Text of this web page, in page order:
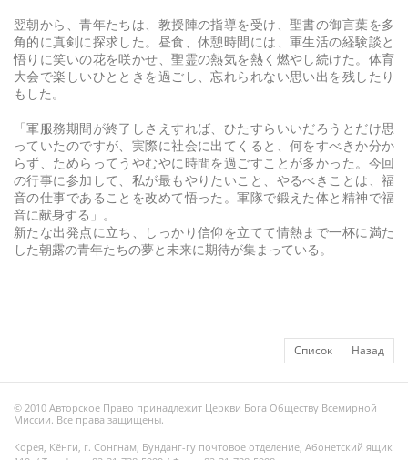
翌朝から、青年たちは、教授陣の指導を受け、聖書の御言葉を多
角的に真剣に探求した。昼食、休憩時間には、軍生活の経験談と
悟りに笑いの花を咲かせ、聖霊の熱気を熱く燃やし続けた。体育
大会で楽しいひとときを過ごし、忘れられない思い出を残したり
もした。
「軍服務期間が終了しさえすれば、ひたすらいいだろうとだけ思
っていたのですが、実際に社会に出てくると、何をすべきか分か
らず、ためらってうやむやに時間を過ごすことが多かった。今回
の行事に参加して、私が最もやりたいこと、やるべきことは、福
音の仕事であることを改めて悟った。軍隊で鍛えた体と精神で福
音に献身する」。
新たな出発点に立ち、しっかり信仰を立てて情熱まで一杯に満た
した朝露の青年たちの夢と未来に期待が集まっている。
Список Назад
© 2010 Авторское Право принадлежит Церкви Бога Обществу Всемирной
Миссии. Все права защищены.
Корея, Кёнги, г. Сонгнам, Бунданг-гу почтовое отделение, Абонетский ящик